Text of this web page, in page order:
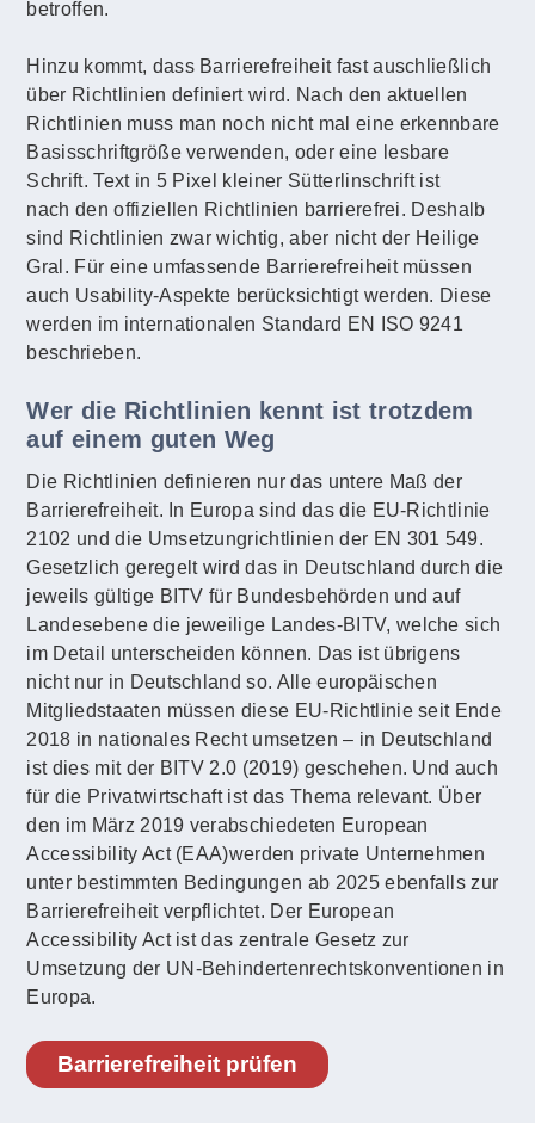
betroffen.
Hinzu kommt, dass Barrierefreiheit fast auschließlich
über Richtlinien definiert wird. Nach den aktuellen
Richtlinien muss man noch nicht mal eine erkennbare
Basisschriftgröße verwenden, oder eine lesbare
Schrift. Text in 5 Pixel kleiner Sütterlinschrift ist
nach den offiziellen Richtlinien barrierefrei. Deshalb
sind Richtlinien zwar wichtig, aber nicht der Heilige
Gral. Für eine umfassende Barrierefreiheit müssen
auch Usability-Aspekte berücksichtigt werden. Diese
werden im internationalen Standard EN ISO 9241
beschrieben.
Wer die Richtlinien kennt ist trotzdem
auf einem guten Weg
Die Richtlinien definieren nur das untere Maß der
Barrierefreiheit. In Europa sind das die EU-Richtlinie
2102 und die Umsetzungrichtlinien der EN 301 549.
Gesetzlich geregelt wird das in Deutschland durch die
jeweils gültige BITV für Bundesbehörden und auf
Landesebene die jeweilige Landes-BITV, welche sich
im Detail unterscheiden können. Das ist übrigens
nicht nur in Deutschland so. Alle europäischen
Mitgliedstaaten müssen diese EU-Richtlinie seit Ende
2018 in nationales Recht umsetzen – in Deutschland
ist dies mit der BITV 2.0 (2019) geschehen. Und auch
für die Privatwirtschaft ist das Thema relevant. Über
den im März 2019 verabschiedeten European
Accessibility Act (EAA)werden private Unternehmen
unter bestimmten Bedingungen ab 2025 ebenfalls zur
Barrierefreiheit verpflichtet. Der European
Accessibility Act ist das zentrale Gesetz zur
Umsetzung der UN-Behindertenrechtskonventionen in
Europa.
Barrierefreiheit prüfen